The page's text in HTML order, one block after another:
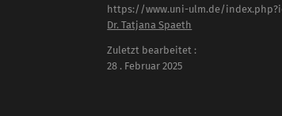
https://www.uni-ulm.de/
Dr. Tatjana Spaeth
Zuletzt bearbeitet :
28 . Februar 2025